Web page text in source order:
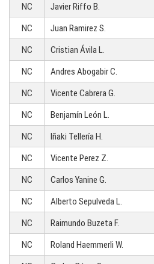
NC
Javier Riffo B.
NC
Juan Ramirez S.
NC
Cristian Ávila L.
NC
Andres Abogabir C.
NC
Vicente Cabrera G.
NC
Benjamín León L.
NC
Iñaki Tellería H.
NC
Vicente Perez Z.
NC
Carlos Yanine G.
NC
Alberto Sepulveda L.
NC
Raimundo Buzeta F.
NC
Roland Haemmerli W.